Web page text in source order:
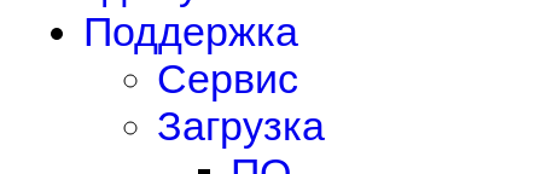
Поддержка
Сервис
Загрузка